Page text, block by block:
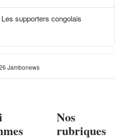
supporters congolais
Jambonews
Nos
rubriques